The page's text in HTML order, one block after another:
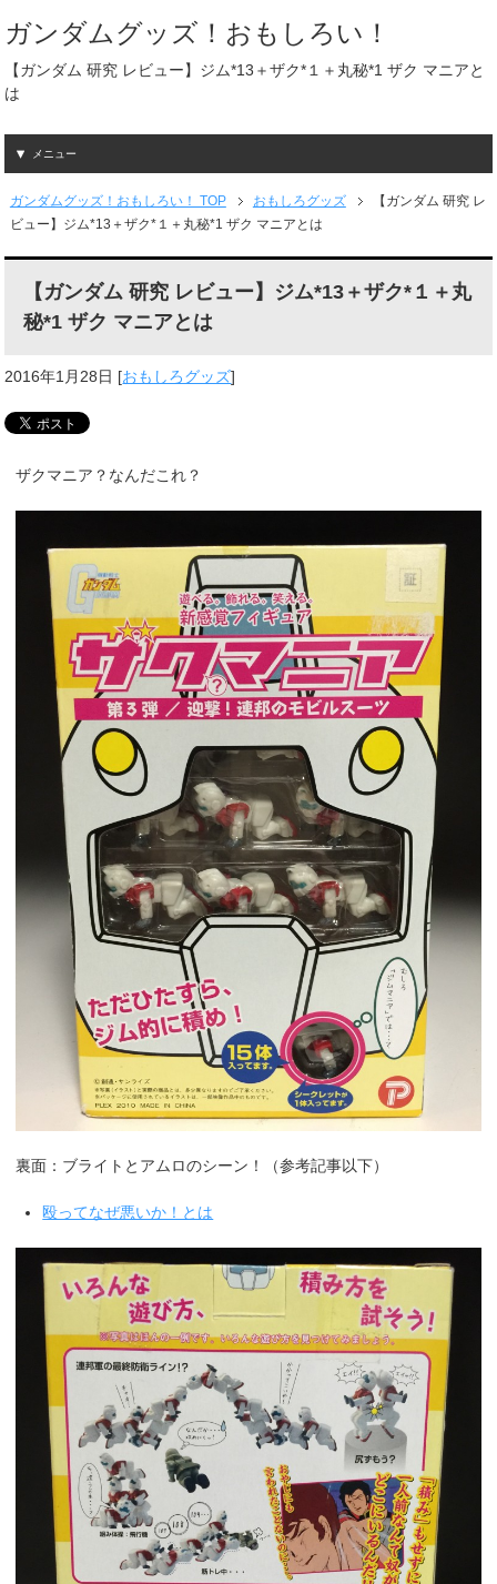
ガンダムグッズ！おもしろい！
【ガンダム 研究 レビュー】ジム*13＋ザク*１＋丸秘*1 ザク マニアと
は
メニュー
ガンダムグッズ！おもしろい！ TOP おもしろグッズ
【ガンダム 研究 レ
ビュー】ジム*13＋ザク*１＋丸秘*1 ザク マニアとは
【ガンダム 研究 レビュー】ジム*13＋ザク*１＋丸
秘*1 ザク マニアとは
2016年1月28日 [おもしろグッズ]
ザクマニア？なんだこれ？
裏面：ブライトとアムロのシーン！（参考記事以下）
殴ってなぜ悪いか！とは